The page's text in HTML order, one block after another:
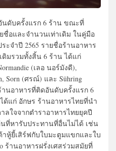
นดับครั้งแรก 6 ร้าน ขณะที่
ชื่อและจำนวนเท่าเดิม ในคู่มือ
ะจำปี 2565 รายชื่อร้านอาหาร
ดิมรวมทั้งสิ้น 6 ร้าน ได้แก่
(เลอ นอร์มังดี),
Sorn (ศรณ์) และ Sühring
นอาหารที่ติดอันดับครั้งแรก 6
ด้แก่ อักษร ร้านอาหารไทยที่นำ
ลใจจากตำราอาหารไทยยุคปี
นที่หารับประทานที่อื่นไม่ได้ เช่น
หู้ยี้เสิร์ฟกับใบมะตูมแขกและใบ
ร้านอาหารฝรั่งเศสร่วมสมัยที่